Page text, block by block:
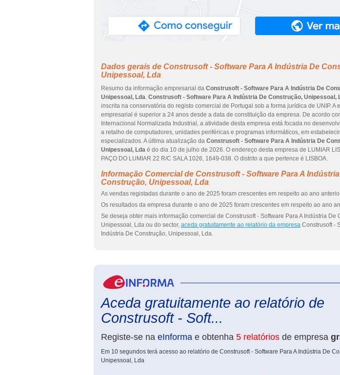
Dados gerais de Construsoft - Software Para A Indústria De
Unipessoal, Lda
Resumo da informação empresarial da Construsoft - Software Para A Indústria De
Unipessoal, Lda. Construsoft - Software Para A Indústria De Construção, Unipessoal,
inscrita na conservatória do registo comercial de Portugal sob a forma jurídica de UNIP. A
empresarial é superior a 24 anos desde a data de constituição da empresa. De acordo
Internacional Normalizada Industrial, a atividade desta empresa está focada no
a retalho de computadores, unidades periféricas e programas informáticos, em
especializados. A última atualização da Construsoft - Software Para A Indústria De
Unipessoal, Lda é do dia 10 de julho de 2026. O endereço desta empresa de LUMIAR
PAÇO DO LUMIAR 22 R/C SALA 1026, 1649-038. O distrito a que pertence é LISBOA.
Informação Comercial de Construsoft - Software Para A
Construção, Unipessoal, Lda
As vendas registadas durante o ano de 2025 foram crescentes em respeito ao ano
Os resultados da empresa durante o ano de 2025 foram crescentes em respeito ao ano
Se deseja obter mais informação comercial de Construsoft - Software Para A Indústria De
Unipessoal, Lda ou do sector, aceda gratuitamente ao relatório da empresa Construsoft -
Indústria De Construção, Unipessoal, Lda.
Aceda gratuitamente ao relatório de
Construsoft - Soft...
Registe-se na eInforma e obtenha 5 relatórios de empresa
Em 10 segundos terá acesso ao relatório de Construsoft - Software Para A Indústria De
Unipessoal, Lda